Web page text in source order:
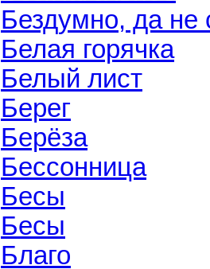
Бездумно, да не
Белая горячка
Белый лист
Берег
Берёза
Бессонница
Бесы
Бесы
Благо